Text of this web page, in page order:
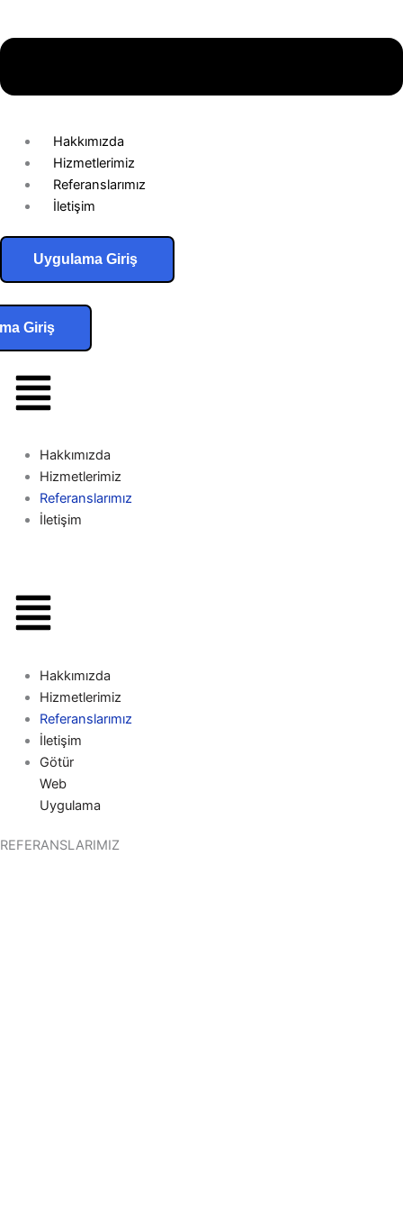
Hakkımızda
Hizmetlerimiz
Referanslarımız
İletişim
Uygulama Giriş
Giriş
Hakkımızda
Hizmetlerimiz
Referanslarımız
İletişim
Hakkımızda
Hizmetlerimiz
Referanslarımız
İletişim
Götür
Web
Uygulama
REFERANSLARIMIZ